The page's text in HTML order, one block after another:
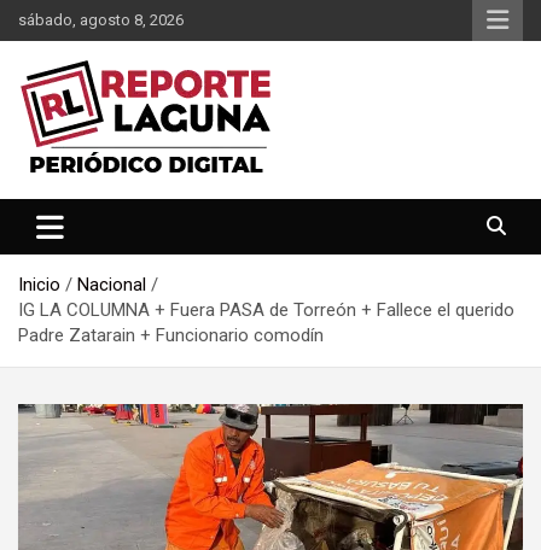
Saltar
al
contenido
sábado, agosto 8, 2026
Reporte Laguna
Inicio
Nacional
IG LA COLUMNA + Fuera PASA de Torreón + Fallece el querido
Padre Zatarain + Funcionario comodín